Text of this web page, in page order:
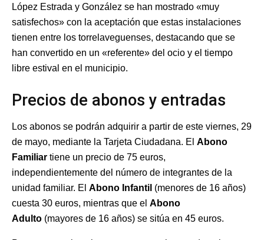
López Estrada y González se han mostrado «muy
satisfechos» con la aceptación que estas instalaciones
tienen entre los torrelaveguenses, destacando que se
han convertido en un «referente» del ocio y el tiempo
libre estival en el municipio.
Precios de abonos y entradas
Los abonos se podrán adquirir a partir de este viernes, 29
de mayo, mediante la Tarjeta Ciudadana. El Abono
Familiar tiene un precio de 75 euros,
independientemente del número de integrantes de la
unidad familiar. El Abono Infantil (menores de 16 años)
cuesta 30 euros, mientras que el Abono
Adulto (mayores de 16 años) se sitúa en 45 euros.